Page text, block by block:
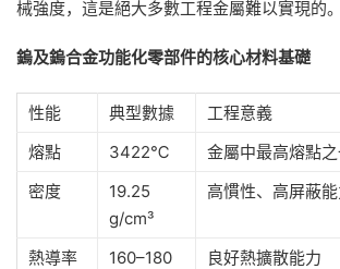
械強度，這是絕大多數工程金屬難以實現的。
鎢及鎢合金功能化零部件的核心材料基礎
性能 典型數據
工程意義
熔點
3422℃
金屬中最高熔點
密度
19.25
g/cm³
高慣性、高屏蔽
熱導率
160–180
良好熱擴散能力